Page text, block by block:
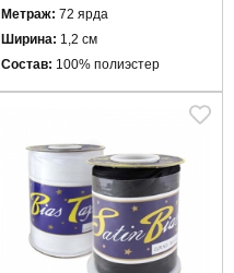
Метраж: 72 ярда
Ширина: 1,2 см
Состав: 100% полиэстер